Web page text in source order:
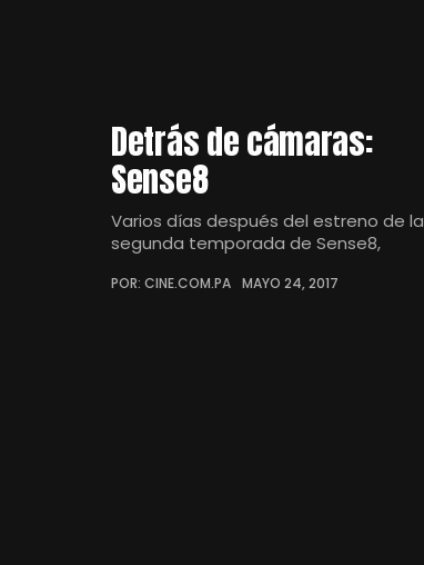
Detrás de cámaras:
Sense8
Varios días después del estreno de la
segunda temporada de Sense8,
POR: CINE.COM.PA MAYO 24, 2017